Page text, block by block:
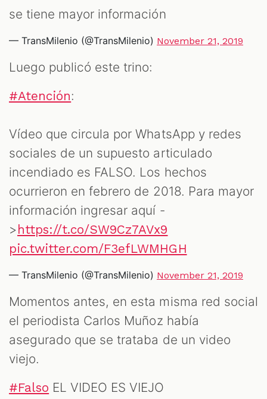
se tiene mayor información
— TransMilenio (@TransMilenio) November 21, 2019
Luego publicó este trino:
#Atención:
Vídeo que circula por WhatsApp y redes
sociales de un supuesto articulado
incendiado es FALSO. Los hechos
ocurrieron en febrero de 2018. Para mayor
información ingresar aquí -
> https://t.co/SW9Cz7AVx9
pic.twitter.com/F3efLWMHGH
— TransMilenio (@TransMilenio) November 21, 2019
Momentos antes, en esta misma red social
el periodista Carlos Muñoz había
asegurado que se trataba de un video
viejo.
#Falso EL VIDEO ES VIEJO